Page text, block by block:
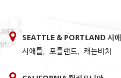
SEATTLE & PORTLAND 시
시애틀, 포틀랜드, 캐논비치